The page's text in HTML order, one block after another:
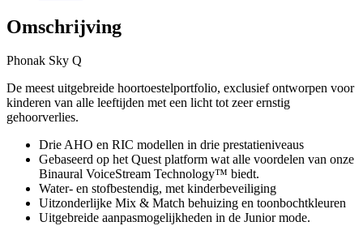
Omschrijving
Phonak Sky Q
De meest uitgebreide hoortoestelportfolio, exclusief ontworpen voor
kinderen van alle leeftijden met een licht tot zeer ernstig
gehoorverlies.
Drie AHO en RIC modellen in drie prestatieniveaus
Gebaseerd op het Quest platform wat alle voordelen van onze
Binaural VoiceStream Technology™ biedt.
Water- en stofbestendig, met kinderbeveiliging
Uitzonderlijke Mix & Match behuizing en toonbochtkleuren
Uitgebreide aanpasmogelijkheden in de Junior mode.